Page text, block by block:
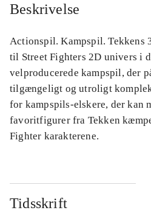
Beskrivelse
Actionspil. Kampspil. Tekkens
til Street Fighters 2D univers i
velproducerede kampspil, der
tilgængeligt og utroligt
for kampspils-elskere, der kan
favoritfigurer fra Tekken
Fighter karakterene.
Tidsskrift